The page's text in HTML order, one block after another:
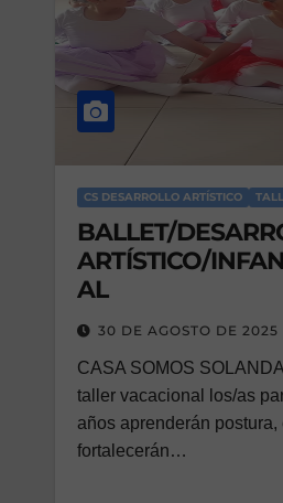
CS DESARROLLO ARTÍSTICO
BALLET/
ARTÍSTICO/
AL
30 DE AGOSTO DE 2025
CASA SOMOS
taller vacacional los/as
años aprenderán
fortalecerán…